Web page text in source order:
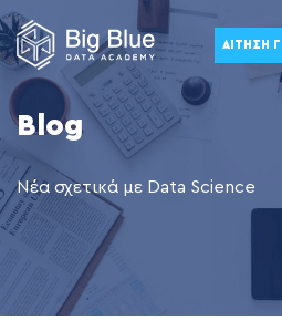
ΑΊΤΗΣΗ
Blog
Νέα σχετικά με Data Science